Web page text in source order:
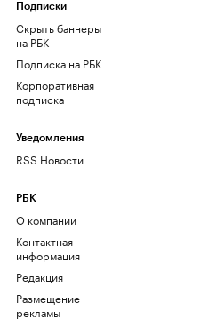
Подписки
Скрыть баннеры
на РБК
Подписка на РБК
Корпоративная
подписка
Уведомления
RSS Новости
РБК
О компании
Контактная
информация
Редакция
Размещение
рекламы